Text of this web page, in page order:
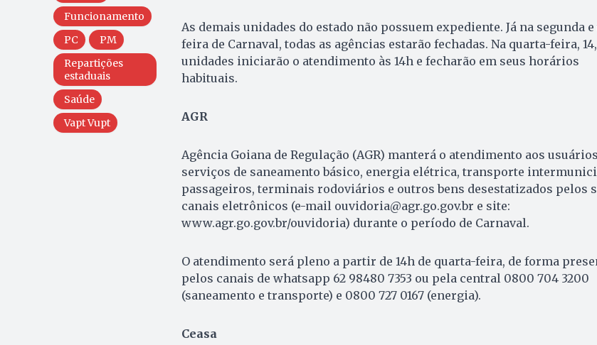
Funcionamento
PC
PM
Repartições
estaduais
Saúde
Vapt Vupt
As demais unidades do estado não possuem expediente. Já na segunda
feira de Carnaval, todas as agências estarão fechadas. Na quarta-feira,
unidades iniciarão o atendimento às 14h e fecharão em seus horários
habituais.
AGR
Agência Goiana de Regulação (AGR) manterá o atendimento aos
serviços de saneamento básico, energia elétrica, transporte
passageiros, terminais rodoviários e outros bens desestatizados pelos
canais eletrônicos (e-mail ouvidoria@agr.go.gov.br e site:
www.agr.go.gov.br/ouvidoria) durante o período de Carnaval.
O atendimento será pleno a partir de 14h de quarta-feira, de forma
pelos canais de whatsapp 62 98480 7353 ou pela central 0800 704 3200
(saneamento e transporte) e 0800 727 0167 (energia).
Ceasa